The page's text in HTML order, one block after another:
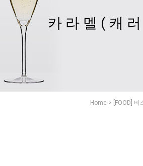
카라멜(캐
Home > [FOOD]